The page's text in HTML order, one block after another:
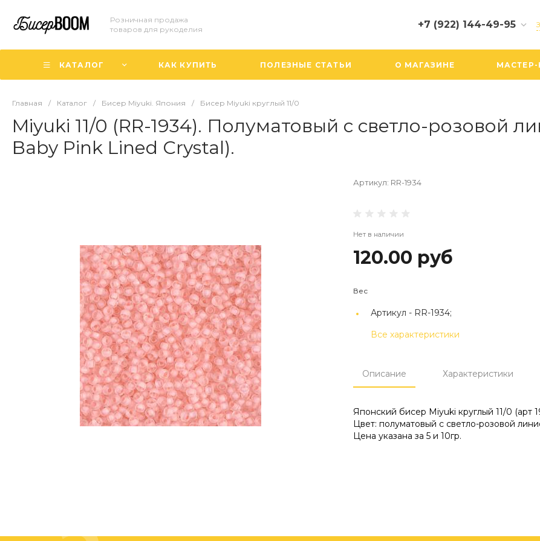
Розничная продажа
товаров для рукоделия
+7 (922) 144-49-95
+7 (922) 144-49-95
г. Екатеринбург,
info@biserboom.ru
КАТАЛОГ КАК КУПИТЬ ПОЛЕЗНЫЕ СТАТЬИ О МАГАЗИНЕ
Главная / Каталог / Бисер Miyuki. Япония / Бисер Miyuki круглый 11/0
Miyuki 11/0 (RR-1934). Полуматовый с светло-розовой
Baby Pink Lined Crystal).
Артикул: RR-1934
Нет в наличии
120.00 руб
Вес
Артикул - RR-1934;
Все характеристики
Описание Характеристики
Японский бисер Miyuki круглый 11/0 (арт
Цвет: полуматовый с светло-розовой
Цена указана за 5 и 10гр.